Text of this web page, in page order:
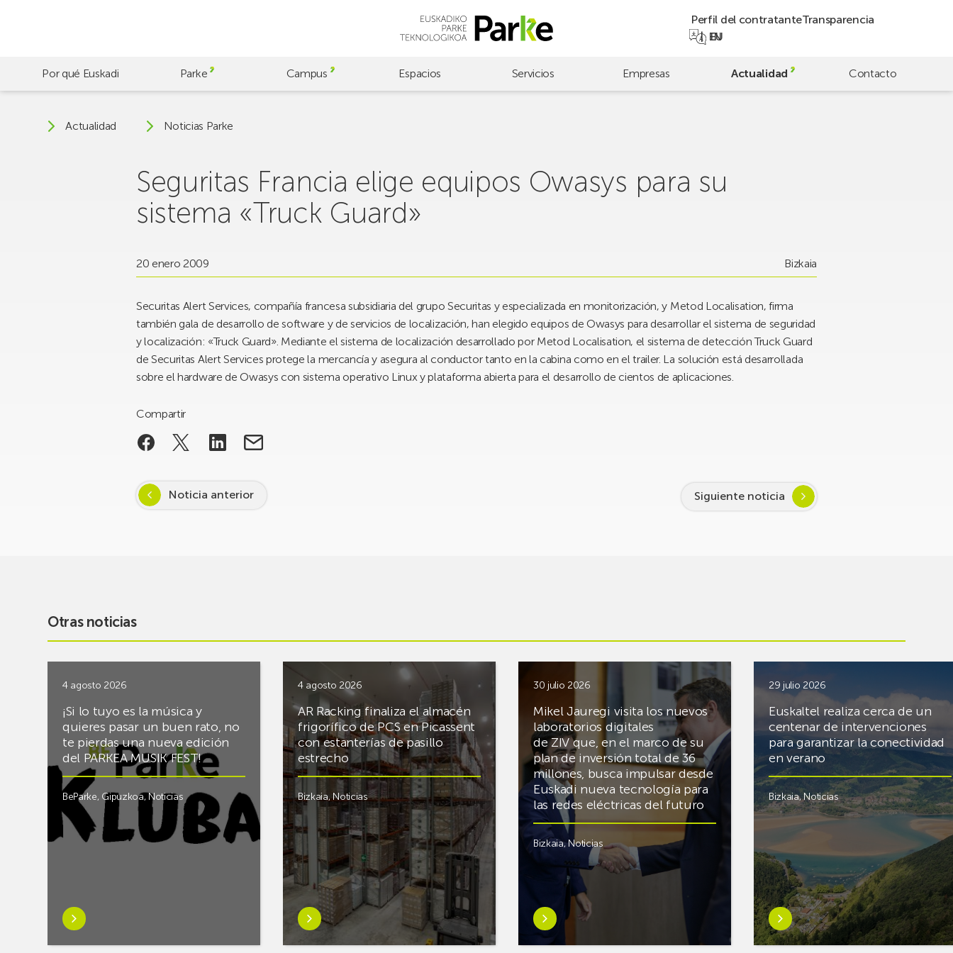
Perfil del contratanteTransparencia
EU
EN
Por qué Euskadi Parke Campus Espacios Servicios Empresas Actualidad Contacto
Actualidad Noticias Parke
Seguritas Francia elige equipos Owasys para su
sistema «Truck Guard»
20 enero 2009 Bizkaia
Securitas Alert Services, compañía francesa subsidiaria del grupo Securitas y especializada en monitorización, y Metod Localisation, firma
también gala de desarrollo de software y de servicios de localización, han elegido equipos de Owasys para desarrollar el sistema de seguridad
y localización: «Truck Guard». Mediante el sistema de localización desarrollado por Metod Localisation, el sistema de detección Truck Guard
de Securitas Alert Services protege la mercancía y asegura al conductor tanto en la cabina como en el trailer. La solución está desarrollada
sobre el hardware de Owasys con sistema operativo Linux y plataforma abierta para el desarrollo de cientos de aplicaciones.
Compartir
Noticia anterior Siguiente noticia
Otras noticias
4 agosto 2026
¡Si lo tuyo es la música y
quieres pasar un buen rato, no
te pierdas una nueva edición
del PARKEA MUSIK FEST!
BeParke, Gipuzkoa,Noticias
Saber
más
sobre¡Si
4 agosto 2026
AR Racking finaliza el almacén
frigorífico de PCS en Picassent
con estanterías de pasillo
estrecho
Bizkaia,Noticias
Saber
más
sobreAR
30 julio 2026
Mikel Jauregi visita los nuevos
laboratorios digitales
de ZIV que, en el marco de su
plan de inversión total de 36
millones, busca impulsar desde
Euskadi nueva tecnología para
las redes eléctricas del futuro
Bizkaia,Noticias
Saber
más
sobreMikel
29 julio 2026
Euskaltel realiza cerca de un
centenar de intervenciones
para garantizar la conectividad
en verano
Bizkaia,Noticias
Saber
más
sobreEuskaltel